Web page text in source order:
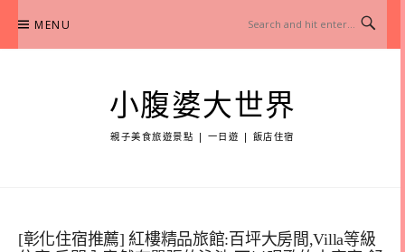
content
MENU
小腹婆大世界
親子美食旅遊景點 | 一日遊 | 飯店住宿
[彰化住宿推薦] 紅樓精品旅館:百坪大房間,Villa等級